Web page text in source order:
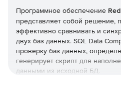
Программное обеспечение
представляет собой решение,
эффективно сравнивать и
двух баз данных. SQL Data
проверку баз данных,
генерирует скрипт для
данными из исходной БД.